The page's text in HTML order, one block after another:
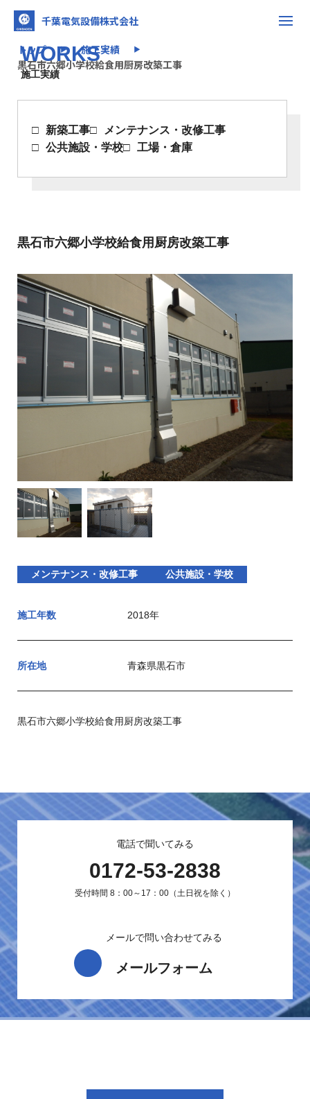
千葉電気設備株式会社
WORKS
施工実績
トップ▶施工実績▶
黒石市六郷小学校給食用厨房改築工事
新築工事
メンテナンス・改修工事
公共施設・学校
工場・倉庫
黒石市六郷小学校給食用厨房改築工事
メンテナンス・改修工事 公共施設・学校
施工年数 2018年
所在地 青森県黒石市
黒石市六郷小学校給食用厨房改築工事
電話で聞いてみる
0172-53-2838
受付時間 8：00～17：00（土日祝を除く）
メールで問い合わせてみる
メールフォーム